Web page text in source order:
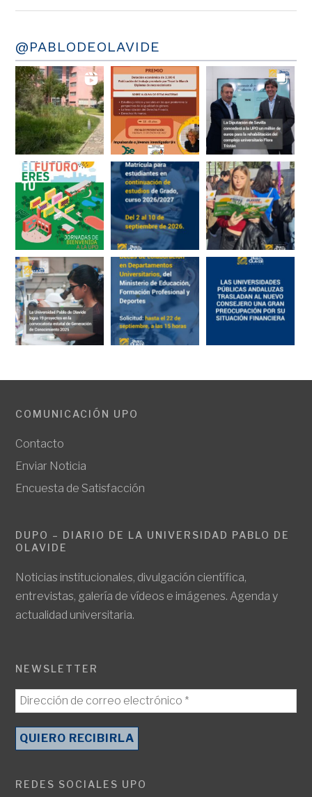
@PABLODEOLAVIDE
COMUNICACIÓN UPO
Contacto
Enviar Noticia
Encuesta de Satisfacción
DUPO – DIARIO DE LA UNIVERSIDAD PABLO DE
OLAVIDE
Noticias institucionales, divulgación científica,
entrevistas, galería de vídeos e imágenes. Agenda y
actualidad universitaria.
NEWSLETTER
REDES SOCIALES UPO